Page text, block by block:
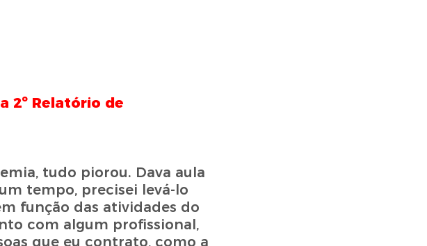
2º Relatório de
tudo piorou. Dava aula
tempo, precisei levá-lo
função das atividades do
com algum profissional,
que eu contrato, como a